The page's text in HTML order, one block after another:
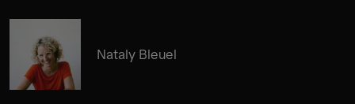
Nataly Bleuel